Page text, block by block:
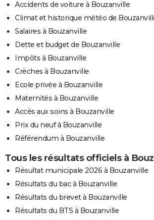
Accidents de voiture à Bouzanville
Climat et historique météo de
Salaires à Bouzanville
Dette et budget de Bouzanville
Impôts à Bouzanville
Crèches à Bouzanville
Ecole privée à Bouzanville
Maternités à Bouzanville
Accès aux soins à Bouzanville
Prix du neuf à Bouzanville
Référendum à Bouzanville
Tous les résultats officiels à
Résultat municipale 2026 à Bouzanville
Résultats du bac à Bouzanville
Résultats du brevet à Bouzanville
Résultats du BTS à Bouzanville